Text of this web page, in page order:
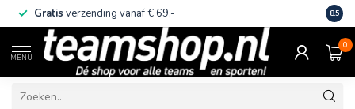
Gratis verzending vanaf € 69,- Eigen
8.5
MENU
0